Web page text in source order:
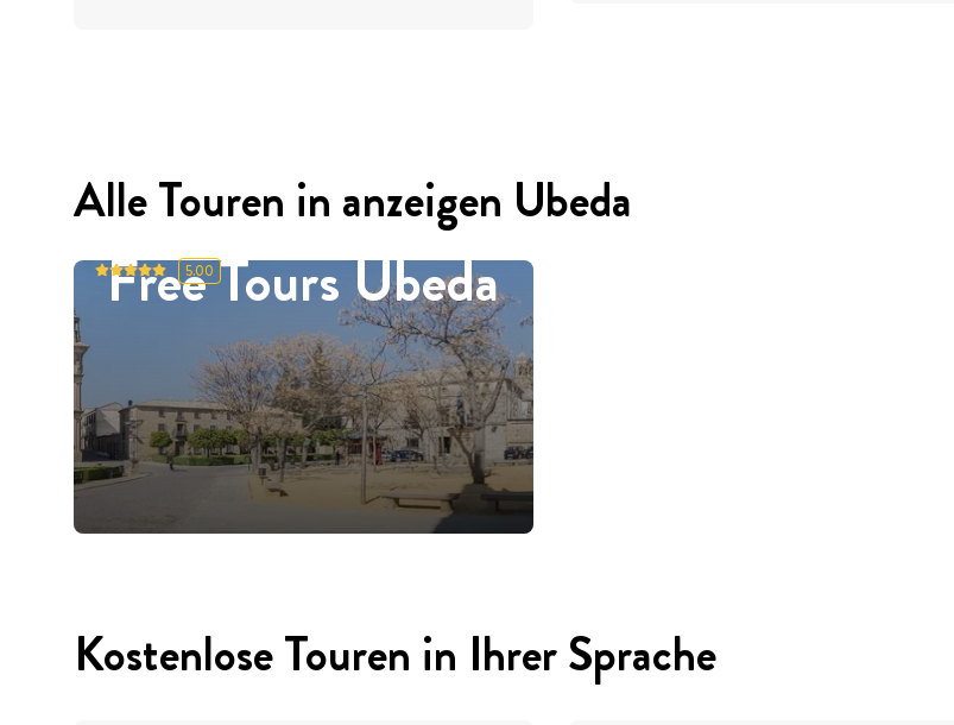
Alle Touren in anzeigen Ubeda
Free Tours Ubeda
5.00
Kostenlose Touren in Ihrer Sprache